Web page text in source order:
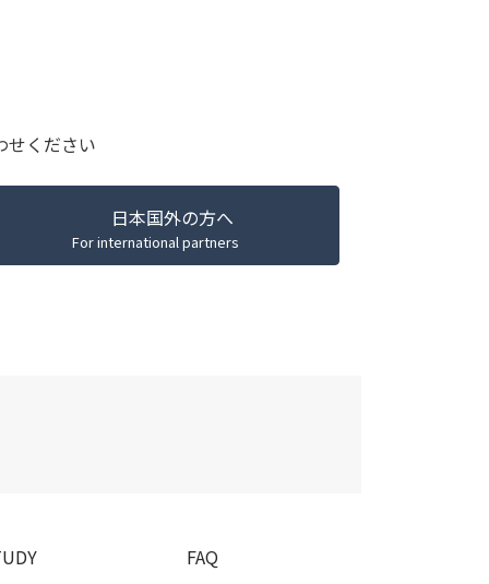
せください
日本国外の方へ
For international partners
UDY FAQ